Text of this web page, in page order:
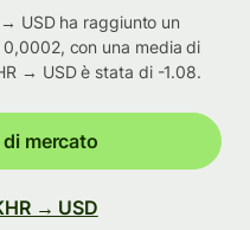
USD ha raggiunto un
con una media di
→ USD è stata di -1.08.
mercato
→ USD